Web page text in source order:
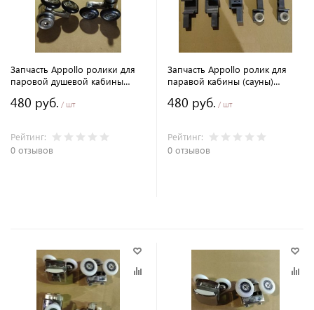
Запчасть Appollo ролики для
паровой душевой кабины
480 руб. / шт
Рейтинг:
0 отзывов
Запчасть Appollo ролик для
паравой кабины (сауны)
480 руб. / шт
Рейтинг:
0 отзывов